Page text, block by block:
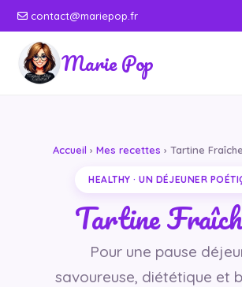
contact@mariepop.fr
Marie Pop
Accueil › Mes recettes › Tartine
HEALTHY · UN DÉJEUNER
Tartine
Pour une pause
savoureuse, diététique et